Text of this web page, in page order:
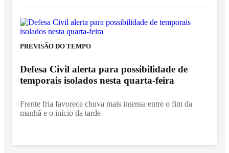
PREVISÃO DO TEMPO
Defesa Civil alerta para possibilidade de
temporais isolados nesta quarta-feira
Frente fria favorece chuva mais intensa entre o fim da
manhã e o início da tarde